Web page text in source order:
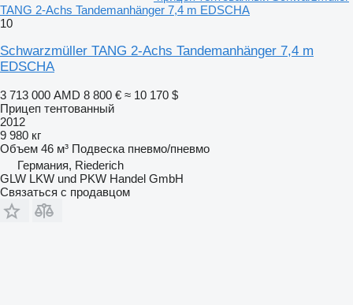
TANG 2-Achs Tandemanhänger 7,4 m EDSCHA
10
Schwarzmüller TANG 2-Achs Tandemanhänger 7,4 m
EDSCHA
3 713 000 AMD 8 800 € ≈ 10 170 $
Прицеп тентованный
2012
9 980 кг
Объем 46 м³ Подвеска пневмо/пневмо
Германия, Riederich
GLW LKW und PKW Handel GmbH
Связаться с продавцом